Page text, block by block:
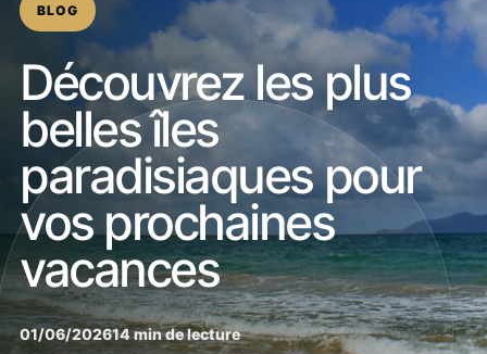
BLOG
Découvrez les plus
belles îles
paradisiaques pour
vos prochaines
vacances
01/06/202614 min de lecture